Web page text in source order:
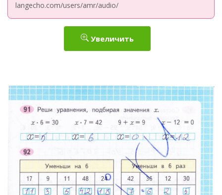
langecho.com/users/amr/audio/
Увеличить